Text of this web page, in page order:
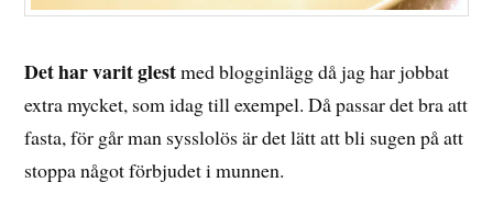
Det har varit glestmed blogginlägg då jag har jobbat
extra mycket, som idag till exempel. Då passar det bra att
fasta, för går man sysslolös är det lätt att bli sugen på att
stoppa något förbjudet i munnen.